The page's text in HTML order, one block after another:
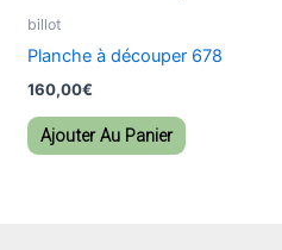
billot
Planche à découper 678
160,00€
Ajouter Au Panier